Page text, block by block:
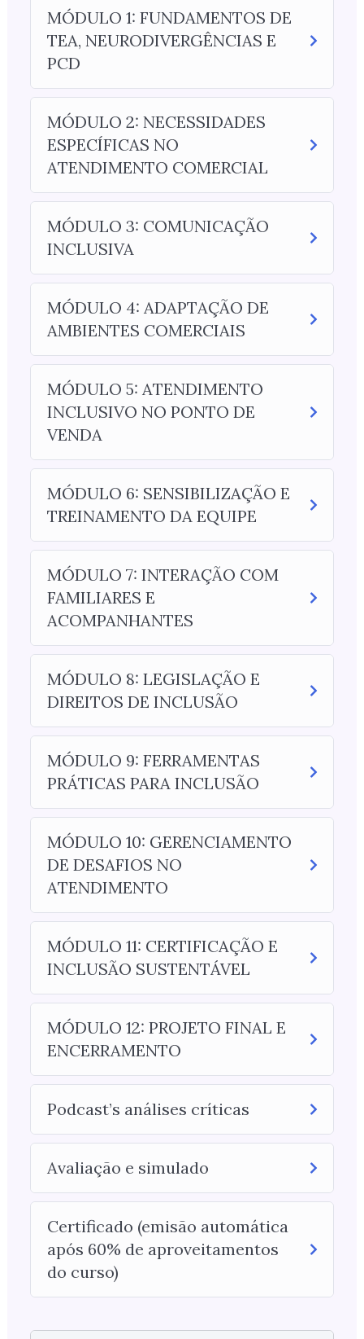
MÓDULO 1: FUNDAMENTOS DE
TEA, NEURODIVERGÊNCIAS E
PCD
MÓDULO 2: NECESSIDADES
ESPECÍFICAS NO
ATENDIMENTO COMERCIAL
MÓDULO 3: COMUNICAÇÃO
INCLUSIVA
MÓDULO 4: ADAPTAÇÃO DE
AMBIENTES COMERCIAIS
MÓDULO 5: ATENDIMENTO
INCLUSIVO NO PONTO DE
VENDA
MÓDULO 6: SENSIBILIZAÇÃO E
TREINAMENTO DA EQUIPE
MÓDULO 7: INTERAÇÃO COM
FAMILIARES E
ACOMPANHANTES
MÓDULO 8: LEGISLAÇÃO E
DIREITOS DE INCLUSÃO
MÓDULO 9: FERRAMENTAS
PRÁTICAS PARA INCLUSÃO
MÓDULO 10: GERENCIAMENTO
DE DESAFIOS NO
ATENDIMENTO
MÓDULO 11: CERTIFICAÇÃO E
INCLUSÃO SUSTENTÁVEL
MÓDULO 12: PROJETO FINAL E
ENCERRAMENTO
Podcast’s análises críticas
Avaliação e simulado
Certificado (emisão automática
após 60% de aproveitamentos
do curso)